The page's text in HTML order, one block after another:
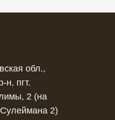
обл.,
н, пгт.
2 (на
2)